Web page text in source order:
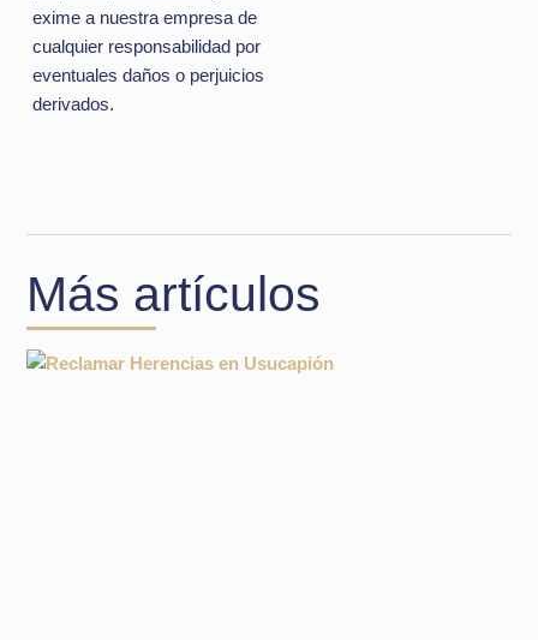
exime a nuestra empresa de
cualquier responsabilidad por
eventuales daños o perjuicios
derivados.
Más artículos